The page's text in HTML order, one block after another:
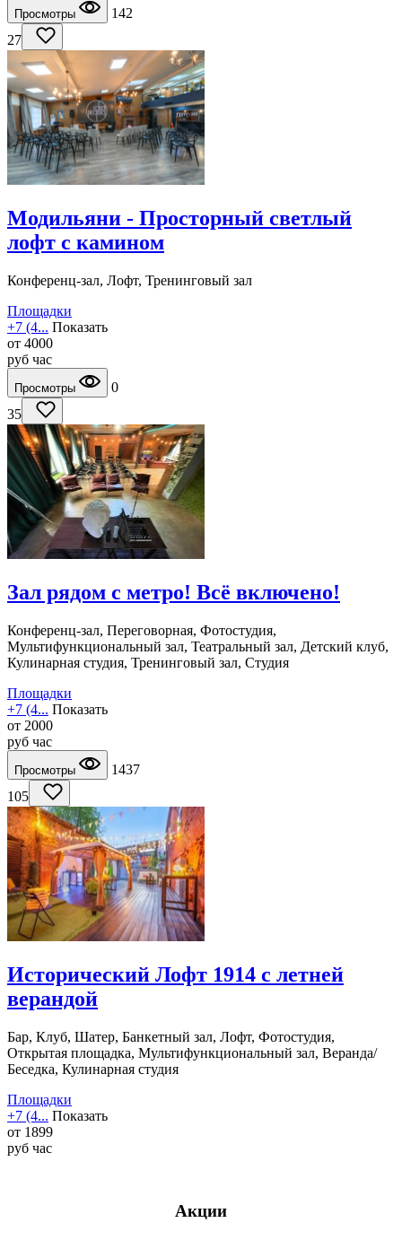
Просмотры
142
27
Модильяни - Просторный светлый
лофт с камином
Конференц-зал, Лофт, Тренинговый зал
Площадки
+7 (4... Показать
от 4000
руб час
Просмотры
0
35
Зал рядом с метро! Всё включено!
Конференц-зал, Переговорная, Фотостудия,
Мультифункциональный зал, Театральный зал, Детский клуб,
Кулинарная студия, Тренинговый зал, Студия
Площадки
+7 (4... Показать
от 2000
руб час
Просмотры
1437
105
Исторический Лофт 1914 с летней
верандой
Бар, Клуб, Шатер, Банкетный зал, Лофт, Фотостудия,
Открытая площадка, Мультифункциональный зал, Веранда/
Беседка, Кулинарная студия
Площадки
+7 (4... Показать
от 1899
руб час
Акции